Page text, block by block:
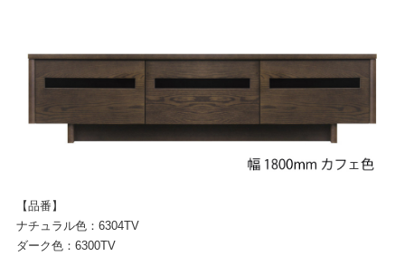
【品番】
ナチュラル色：6304TV
ダーク色：6300TV